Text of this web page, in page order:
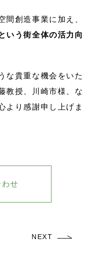
間創造事業に加え、
いう街全体の活力向
な貴重な機会をいた
教授、川崎市様、な
より感謝申し上げま
せ
NEXT